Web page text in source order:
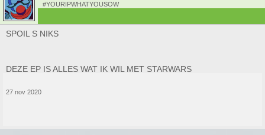
#YOURIPWHATYOUSOW
SPOIL S NIKS
DEZE EP IS ALLES WAT IK WIL MET STARWARS
27 nov 2020